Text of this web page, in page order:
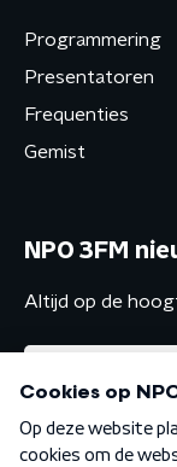
Programmering
Presentatoren
Frequenties
Gemist
NPO 3FM
Altijd op de